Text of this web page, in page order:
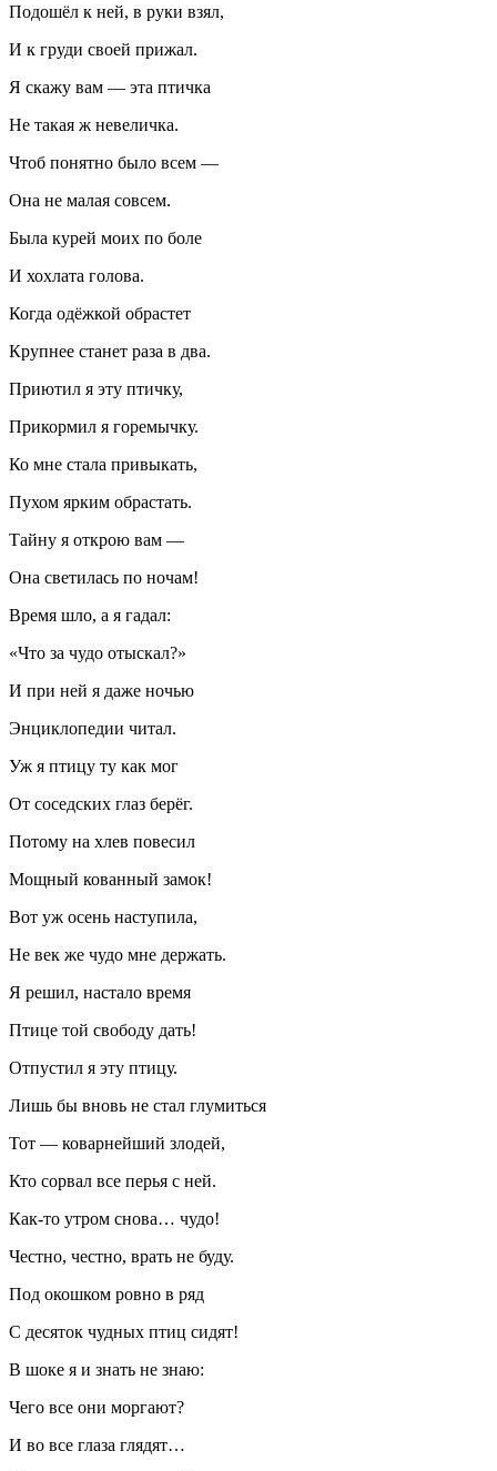
Подошёл к ней, в руки взял,
И к груди своей прижал.
Я скажу вам — эта птичка
Не такая ж невеличка.
Чтоб понятно было всем —
Она не малая совсем.
Была курей моих по боле
И хохлата голова.
Когда одёжкой обрастет
Крупнее станет раза в два.
Приютил я эту птичку,
Прикормил я горемычку.
Ко мне стала привыкать,
Пухом ярким обрастать.
Тайну я открою вам —
Она светилась по ночам!
Время шло, а я гадал:
«Что за чудо отыскал?»
И при ней я даже ночью
Энциклопедии читал.
Уж я птицу ту как мог
От соседских глаз берёг.
Потому на хлев повесил
Мощный кованный замок!
Вот уж осень наступила,
Не век же чудо мне держать.
Я решил, настало время
Птице той свободу дать!
Отпустил я эту птицу.
Лишь бы вновь не стал глумиться
Тот — коварнейший злодей,
Кто сорвал все перья с ней.
Как-то утром снова… чудо!
Честно, честно, врать не буду.
Под окошком ровно в ряд
С десяток чудных птиц сидят!
В шоке я и знать не знаю:
Чего все они моргают?
И во все глаза глядят…